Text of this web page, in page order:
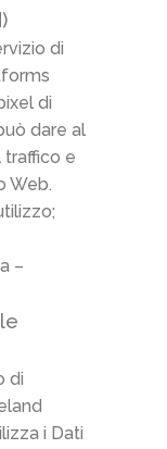
di
di
dare al
e
Web.
–
di
i Dati